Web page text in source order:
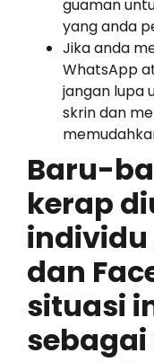
guaman
yang anda
Jika anda
WhatsApp
jangan lupa
skrin dan
Baru-
kerap
individu
dan
situasi